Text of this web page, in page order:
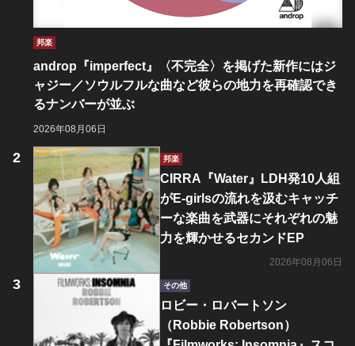
邦楽
androp『imperfect』〈不完全〉を掲げた新作にはジ
ャジー／ソウルフルな曲など彼らの地力を再確認でき
るナンバーが並ぶ
2026年08月06日
邦楽
CIRRA『Water』LDH発10人組
がE-girlsの流れを汲むキャッチ
ーな楽曲を武器にそれぞれの魅
力を輝かせるセカンドEP
2026年08月06日
その他
ロビー・ロバートソン
（Robbie Robertson）